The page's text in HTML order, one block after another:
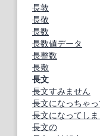
長敦
長敬
長数
長数値データ
長整数
長敷
長文
長文すみません
長文になっちゃ
長文になってしま
長文の